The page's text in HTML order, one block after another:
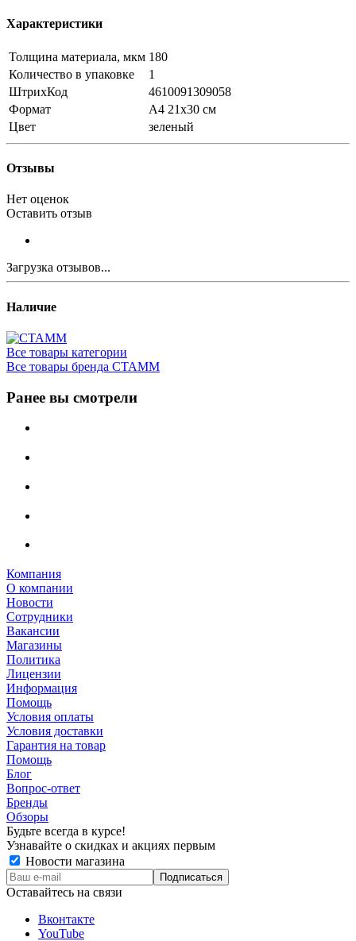
Характеристики
Толщина материала, мкм 180
Количество в упаковке
1
ШтрихКод
4610091309058
Формат
A4 21х30 см
Цвет
зеленый
Отзывы
Нет оценок
Оставить отзыв
Загрузка отзывов...
Наличие
Все товары категории
Все товары бренда СТАММ
Ранее вы смотрели
Компания
О компании
Новости
Сотрудники
Вакансии
Магазины
Политика
Лицензии
Информация
Помощь
Условия оплаты
Условия доставки
Гарантия на товар
Помощь
Блог
Вопрос-ответ
Бренды
Обзоры
Будьте всегда в курсе!
Узнавайте о скидках и акциях первым
Новости магазина
Оставайтесь на связи
Вконтакте
YouTube